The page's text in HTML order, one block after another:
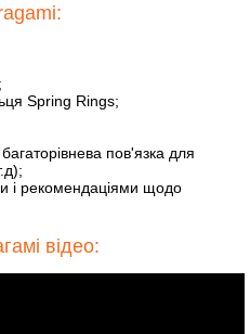
Spring Rings;
пов'язка для
і рекомендаціями щодо
відео: